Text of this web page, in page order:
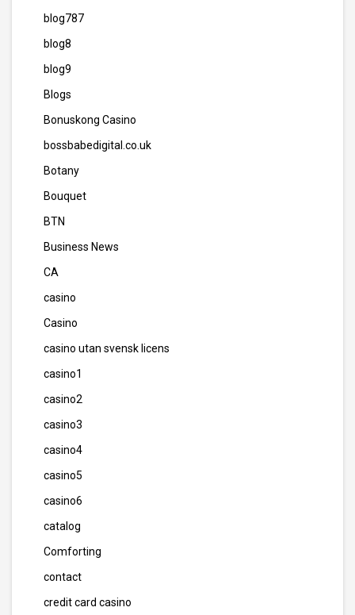
blog787
blog8
blog9
Blogs
Bonuskong Casino
bossbabedigital.co.uk
Botany
Bouquet
BTN
Business News
CA
casino
Casino
casino utan svensk licens
casino1
casino2
casino3
casino4
casino5
casino6
catalog
Comforting
contact
credit card casino